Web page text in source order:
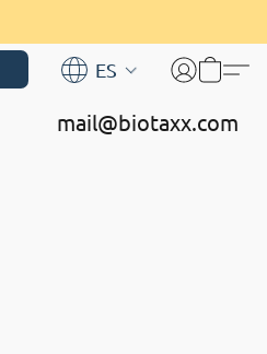
ES
mail@biotaxx.com